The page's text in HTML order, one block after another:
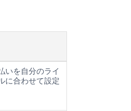
いを自分のライ
に合わせて設定